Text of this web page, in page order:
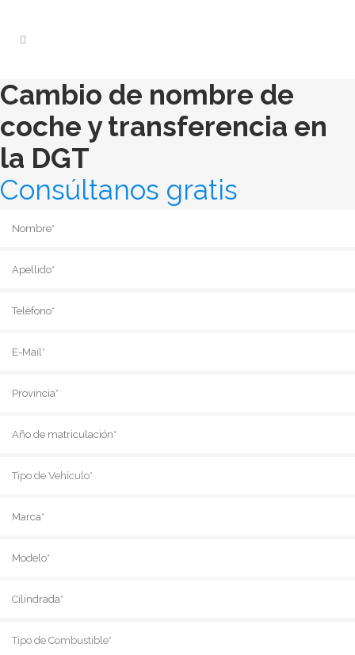
Cambio de nombre de
coche y transferencia en
la DGT
Consúltanos gratis